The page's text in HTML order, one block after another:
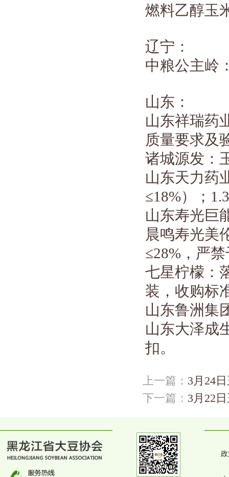
燃料乙醇玉
辽宁：
中粮公主岭
山东：
山东祥瑞药
质量要求及
诸城源发：
山东天力药
≤18%）；
山东寿光巨
晨鸣寿光美
≤28% ，严
七星柠檬：
装，收购标
山东鲁洲集
山东大泽成
扣。
上一篇： 3月24
下一篇： 3月22